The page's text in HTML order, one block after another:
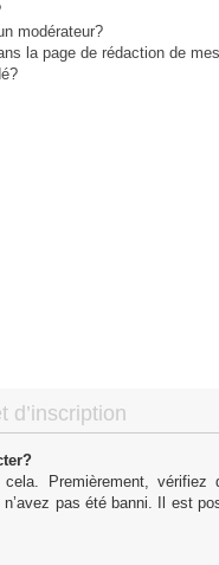
modérateur?
la page de rédaction de
d’inscription
cela. Premièrement,
pas été banni. Il est